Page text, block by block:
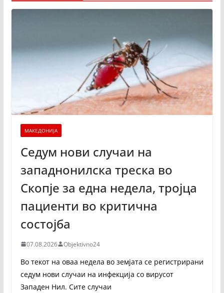
МАКЕДОНИЈА
Седум нови случаи на
западнонилска треска во
Скопје за една недела, тројца
пациенти во критична
состојба
07.08.2026 Objektivno24
Во текот на оваа недела во земјата се регистрирани
седум нови случаи на инфекција со вирусот
Западен Нил. Сите случаи